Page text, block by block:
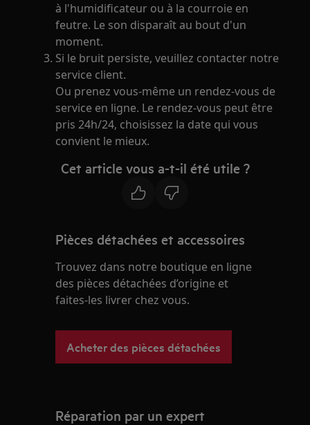
à l'humidificateur ou à la courroie en
feutre. Le son disparaît au bout d'un
moment.
Si le bruit persiste, veuillez contacter notre
service client.
Ou prenez vous-même un rendez-vous de
service en ligne. Le rendez-vous peut être
pris 24h/24, choisissez la date qui vous
convient le mieux.
Cet article vous a-t-il été utile ?
Pièces détachées et accessoires
Trouvez dans notre boutique en ligne
des pièces détachées d’origine et
faites-les livrer chez vous.
Acheter des pièces détachées
Réparation par un expert